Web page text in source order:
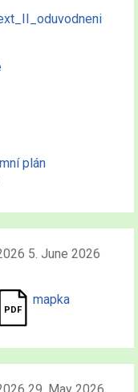
plán
5. June 2026
mapka